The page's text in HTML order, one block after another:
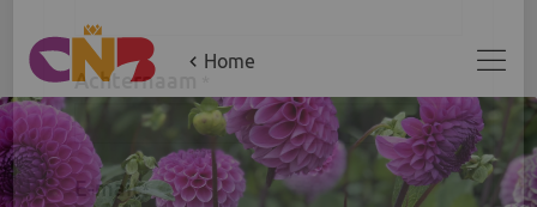
Home ×
Aanmelden 'Jouw CNB update'
Voornaam *